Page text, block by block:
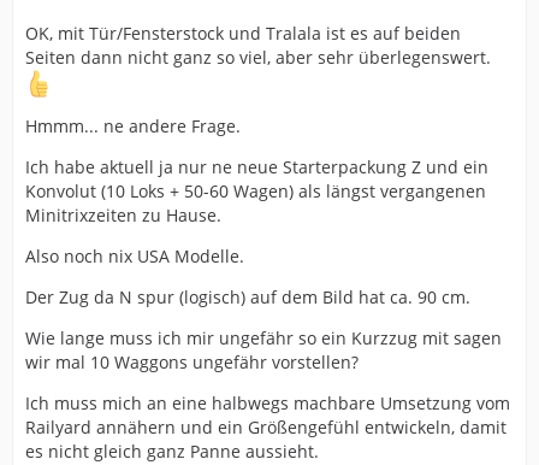
OK, mit Tür/Fensterstock und Tralala ist es auf beiden
Seiten dann nicht ganz so viel, aber sehr überlegenswert.
Hmmm... ne andere Frage.
Ich habe aktuell ja nur ne neue Starterpackung Z und ein
Konvolut (10 Loks + 50-60 Wagen) als längst vergangenen
Minitrixzeiten zu Hause.
Also noch nix USA Modelle.
Der Zug da N spur (logisch) auf dem Bild hat ca. 90 cm.
Wie lange muss ich mir ungefähr so ein Kurzzug mit sagen
wir mal 10 Waggons ungefähr vorstellen?
Ich muss mich an eine halbwegs machbare Umsetzung vom
Railyard annähern und ein Größengefühl entwickeln, damit
es nicht gleich ganz Panne aussieht.